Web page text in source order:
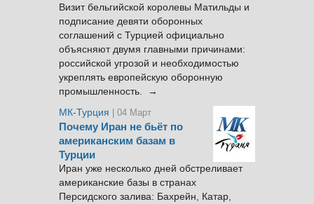
Визит бельгийской королевы Матильды и
подписание девяти оборонных
соглашений с Турцией официально
объясняют двумя главными причинами:
российской угрозой и необходимостью
укреплять европейскую оборонную
промышленность. →
МК-Турция
| 04 Март
Почему Иран не бьёт по
американским базам в
Турции
Иран уже несколько дней обстреливает
американские базы в странах
Персидского залива: Бахрейн, Катар,